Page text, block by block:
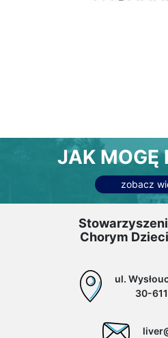
JAK MOGĘ
zobacz
Chorym
ul.
30-